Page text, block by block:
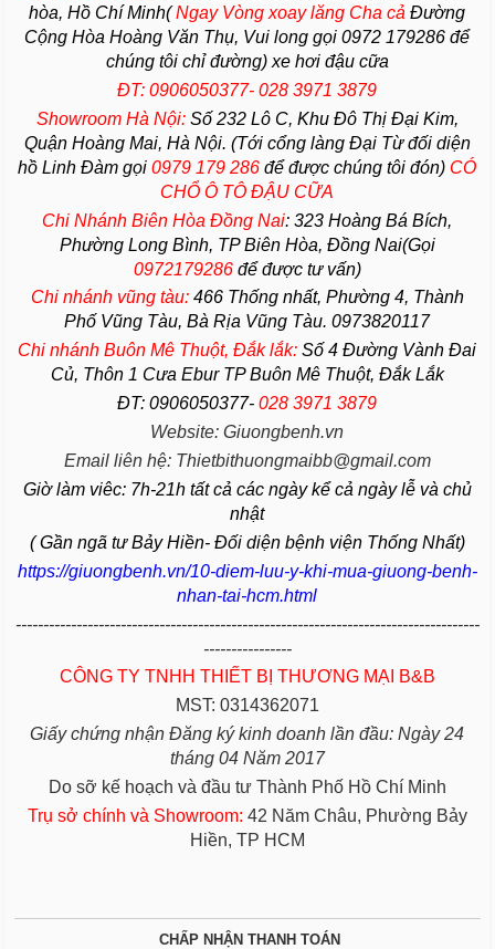
hòa, Hồ Chí Minh(Ngay Vòng xoay lăng Cha cả Đường
Cộng Hòa Hoàng Văn Thụ, Vui long gọi 0972 179286 để
chúng tôi chỉ đường) xe hơi đậu cữa
ĐT: 0906050377- 028 3971 3879
Showroom Hà Nội:Số 232 Lô C, Khu Đô Thị Đại Kim,
Quận Hoàng Mai, Hà Nội. (Tới cổng làng Đại Từ đối diện
hồ Linh Đàm gọi0979 179 286 để được chúng tôi đón) CÓ
CHỔ Ô TÔ ĐẬU CỮA
Chi Nhánh Biên Hòa Đồng Nai: 323 Hoàng Bá Bích,
Phường Long Bình, TP Biên Hòa, Đồng Nai(Gọi
0972179286để được tư vấn)
Chi nhánh vũng tàu:466 Thống nhất, Phường4, Thành
Phố Vũng Tàu, Bà Rịa Vũng Tàu. 0973820117
Chi nhánh Buôn Mê Thuột, Đắk lắk:Số 4 Đường Vành Đai
Củ, Thôn 1 Cưa Ebur TP Buôn Mê Thuột, Đắk Lắk
ĐT: 0906050377-028 3971 3879
Website: Giuongbenh.vn
Email liên hệ: Thietbithuongmaibb@gmail.com
Giờ làm viêc: 7h-21h tất cả các ngày kể cả ngày lễ và chủ
nhật
( Gần ngã tư Bảy Hiền- Đối diện bệnh viện Thống Nhất)
https://giuongbenh.vn/10-diem-luu-y-khi-mua-giuong-benh-
nhan-tai-hcm.html
------------------------------------------------------------------------------------
----------------
CÔNG TY TNHH THIẾT BỊ THƯƠNG MẠI B&B
MST: 0314362071
Giấy chứng nhận Đăng ký kinh doanh lần đầu: Ngày 24
tháng 04 Năm 2017
Do sỡ kế hoạch và đầu tư Thành Phố Hồ Chí Minh
Trụ sở chính và Showroom: 42 Năm Châu, Phường Bảy
Hiền, TP HCM
CHẤP NHẬN THANH TOÁN